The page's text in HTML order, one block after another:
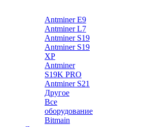
Antminer E9
Antminer L7
Antminer S19
Antminer S19
XP
Antminer
S19K PRO
Antminer S21
Другое
Все
оборудование
Bitmain